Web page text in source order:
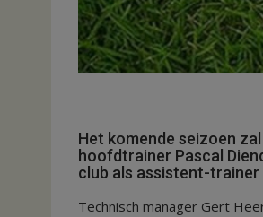
Het komende seizoen
hoofdtrainer Pascal
club als assistent-trainer
Technisch manager Gert